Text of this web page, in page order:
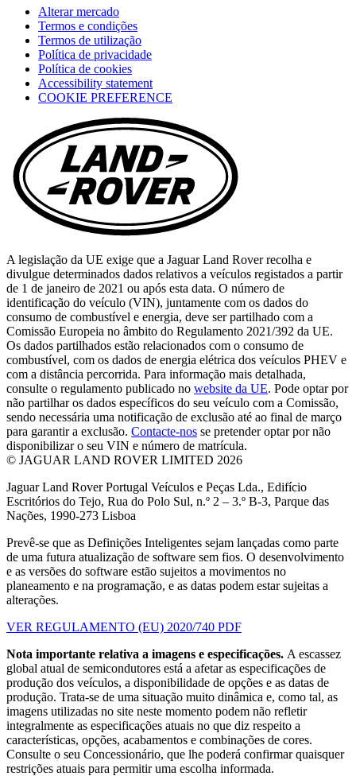
a
new
tab)
Alterar mercado
Termos e condições
Termos de utilização
Política de privacidade
Política de cookies
in
a
tab)
Accessibility statement
COOKIE PREFERENCE
A legislação da UE exige que a Jaguar Land Rover recolha e
divulgue determinados dados relativos a veículos registados a partir
de 1 de janeiro de 2021 ou após esta data. O número de
identificação do veículo (VIN), juntamente com os dados do
consumo de combustível e energia, deve ser partilhado com a
Comissão Europeia no âmbito do Regulamento 2021/392 da UE.
Os dados partilhados estão relacionados com o consumo de
combustível, com os dados de energia elétrica dos veículos PHEV e
com a distância percorrida. Para informação mais detalhada,
consulte o regulamento publicado no website da UE. Pode optar por
não partilhar os dados específicos do seu veículo com a Comissão,
sendo necessária uma notificação de exclusão até ao final de março
para garantir a exclusão. Contacte-nos se pretender optar por não
disponibilizar o seu VIN e número de matrícula.
© JAGUAR LAND ROVER LIMITED 2026
Jaguar Land Rover Portugal Veículos e Peças Lda., Edifício
Escritórios do Tejo, Rua do Polo Sul, n.º 2 – 3.º B-3, Parque das
Nações, 1990-273 Lisboa
Prevê-se que as Definições Inteligentes sejam lançadas como parte
de uma futura atualização de software sem fios. O desenvolvimento
e as versões do software estão sujeitos a movimentos no
planeamento e na programação, e as datas podem estar sujeitas a
alterações.
VER REGULAMENTO (EU) 2020/740 PDF
Nota importante relativa a imagens e especificações. A escassez
global atual de semicondutores está a afetar as especificações de
produção dos veículos, a disponibilidade de opções e as datas de
produção. Trata-se de uma situação muito dinâmica e, como tal, as
imagens utilizadas no site neste momento podem não refletir
integralmente as especificações atuais no que diz respeito a
características, opções, acabamentos e combinações de cores.
Consulte o seu Concessionário, que lhe poderá confirmar quaisquer
restrições atuais para permitir uma escolha informada.